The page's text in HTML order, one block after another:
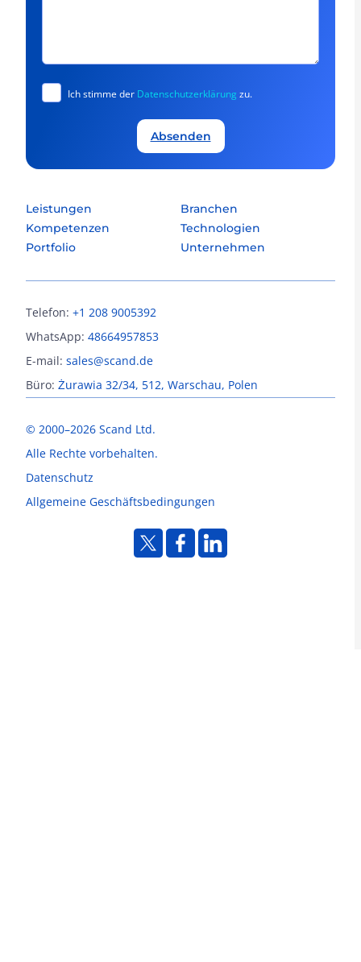
Ich stimme der Datenschutzerklärung zu.
Absenden
Leistungen
Branchen
Kompetenzen
Technologien
Portfolio
Unternehmen
© 2000–2026 Scand Ltd.
Alle Rechte vorbehalten.
Datenschutz
Allgemeine Geschäftsbedingungen
Telefon: +1 208 9005392
WhatsApp: 48664957853
E-mail: sales@scand.de
Büro: Żurawia 32/34, 512, Warschau, Polen